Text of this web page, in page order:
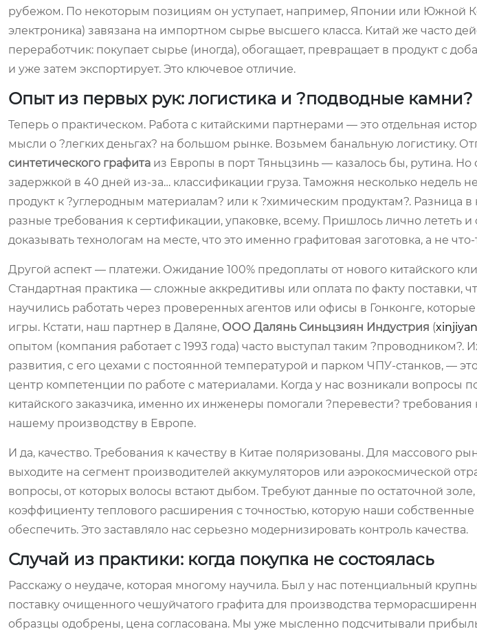
рубежом. По некоторым позициям он уступает, например, Японии или Южной
электроника) завязана на импортном сырье высшего класса. Китай же часто
переработчик: покупает сырье (иногда), обогащает, превращает в продукт с
и уже затем экспортирует. Это ключевое отличие.
Опыт из первых рук: логистика и ?подводные камни?
Теперь о практическом. Работа с китайскими партнерами — это отдельная
мысли о ?легких деньгах? на большом рынке. Возьмем банальную логистику.
синтетического графита из Европы в порт Тяньцзинь — казалось бы, рутина.
задержкой в 40 дней из-за… классификации груза. Таможня несколько недель
продукт к ?углеродным материалам? или к ?химическим продуктам?. Разница
разные требования к сертификации, упаковке, всему. Пришлось лично лететь
доказывать технологам на месте, что это именно графитовая заготовка, а не
Другой аспект — платежи. Ожидание 100% предоплаты от нового китайского
Стандартная практика — сложные аккредитивы или оплата по факту поставки,
научились работать через проверенных агентов или офисы в Гонконге,
игры. Кстати, наш партнер в Даляне, ООО Далянь Синьцзиян Индустрия (
опытом (компания работает с 1993 года) часто выступал таким ?проводником?.
развития, с его цехами с постоянной температурой и парком ЧПУ-станков, —
центр компетенции по работе с материалами. Когда у нас возникали вопросы
китайского заказчика, именно их инженеры помогали ?перевести?
нашему производству в Европе.
И да, качество. Требования к качеству в Китае поляризованы. Для массового
выходите на сегмент производителей аккумуляторов или аэрокосмической
вопросы, от которых волосы встают дыбом. Требуют данные по остаточной
коэффициенту теплового расширения с точностью, которую наши собственные
обеспечить. Это заставляло нас серьезно модернизировать контроль качества.
Случай из практики: когда покупка не состоялась
Расскажу о неудаче, которая многому научила. Был у нас потенциальный
поставку очищенного чешуйчатого графита для производства
образцы одобрены, цена согласована. Мы уже мысленно подсчитывали